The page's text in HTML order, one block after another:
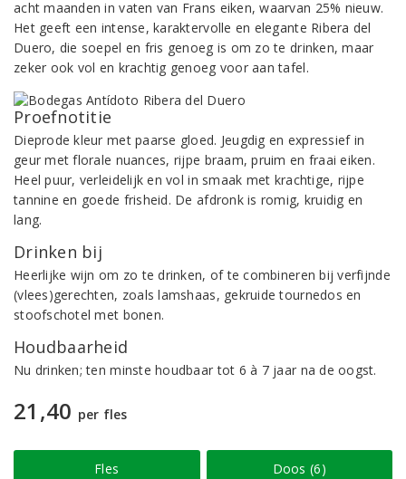
acht maanden in vaten van Frans eiken, waarvan 25% nieuw.
Het geeft een intense, karaktervolle en elegante Ribera del
Duero, die soepel en fris genoeg is om zo te drinken, maar
zeker ook vol en krachtig genoeg voor aan tafel.
Proefnotitie
Dieprode kleur met paarse gloed. Jeugdig en expressief in
geur met florale nuances, rijpe braam, pruim en fraai eiken.
Heel puur, verleidelijk en vol in smaak met krachtige, rijpe
tannine en goede frisheid. De afdronk is romig, kruidig en
lang.
Drinken bij
Heerlijke wijn om zo te drinken, of te combineren bij verfijnde
(vlees)gerechten, zoals lamshaas, gekruide tournedos en
stoofschotel met bonen.
Houdbaarheid
Nu drinken; ten minste houdbaar tot 6 à 7 jaar na de oogst.
21,40 per fles
Fles Doos (6)